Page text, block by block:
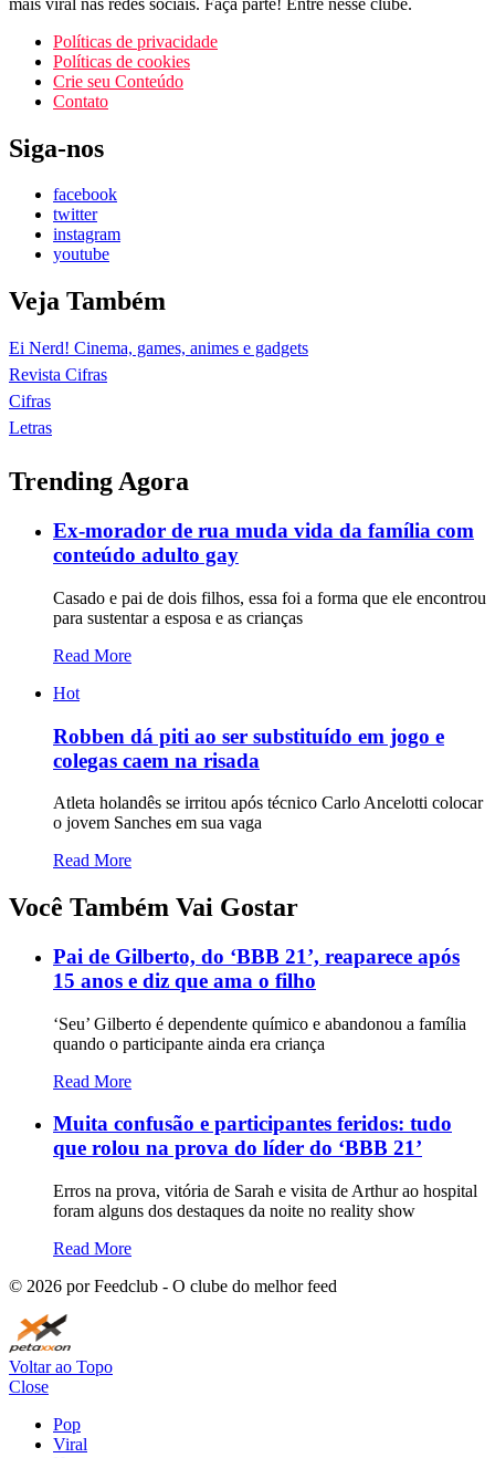
Políticas de privacidade
Políticas de cookies
Crie seu Conteúdo
Contato
Siga-nos
facebook
twitter
instagram
youtube
Veja Também
Ei Nerd! Cinema, games, animes e gadgets
Revista Cifras
Cifras
Letras
Trending Agora
Ex-morador de rua muda vida da família com
conteúdo adulto gay
Casado e pai de dois filhos, essa foi a forma que ele encontrou
para sustentar a esposa e as crianças
Read More
Hot
Robben dá piti ao ser substituído em jogo e
colegas caem na risada
Atleta holandês se irritou após técnico Carlo Ancelotti colocar
o jovem Sanches em sua vaga
Read More
Você Também Vai Gostar
Pai de Gilberto, do ‘BBB 21’, reaparece após
15 anos e diz que ama o filho
‘Seu’ Gilberto é dependente químico e abandonou a família
quando o participante ainda era criança
Read More
Muita confusão e participantes feridos: tudo
que rolou na prova do líder do ‘BBB 21’
Erros na prova, vitória de Sarah e visita de Arthur ao hospital
foram alguns dos destaques da noite no reality show
Read More
© 2026 por Feedclub - O clube do melhor feed
Voltar ao Topo
Close
Pop
Viral